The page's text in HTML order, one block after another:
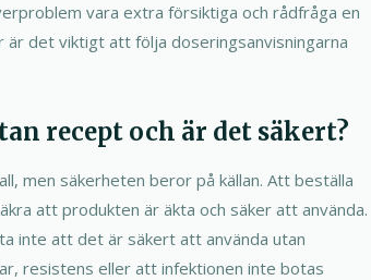
vara extra försiktiga och rådfråga en
är det viktigt att följa doseringsanvisningarna
recept och är det säkert?
men säkerheten beror på källan. Att beställa
att produkten är äkta och säker att använda.
inte att det är säkert att använda utan
resistens eller att infektionen inte botas